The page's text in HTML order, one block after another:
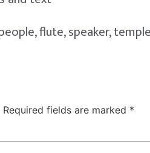
Required fields are marked *